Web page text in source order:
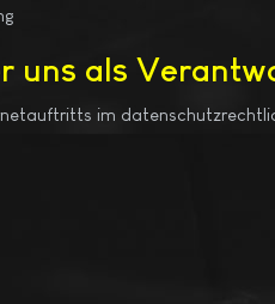
uns als
im